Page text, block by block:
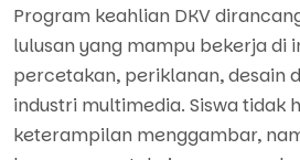
Program keahlian DKV
lulusan yang mampu bekerja di
percetakan, periklanan, desain
industri multimedia. Siswa tidak
keterampilan menggambar,